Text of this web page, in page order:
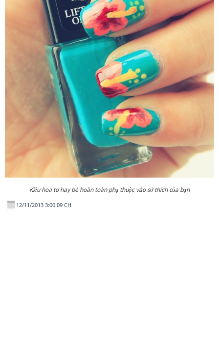
Kiểu hoa to hay bé hoàn toàn phụ thuộc vào sở thích của bạn
12/11/2013 3:00:09 CH